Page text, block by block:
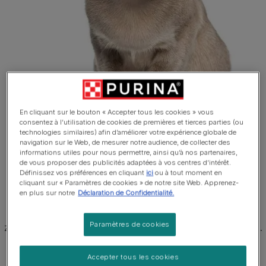
Tonkanees
De tonkanees is middelgroot met een oosterse bouw, een
zacht afgeronde kop en brede, wijd uit elkaar staande oren.
en kunnen qua kleur variëren van groen tot lichtblauw. Het
1 sur 3
En cliquant sur le bouton « Accepter tous les cookies » vous
consentez à l’utilisation de cookies de premières et tierces parties (ou
technologies similaires) afin d’améliorer votre expérience globale de
navigation sur le Web, de mesurer notre audience, de collecter des
informations utiles pour nous permettre, ainsi qu’à nos partenaires,
de vous proposer des publicités adaptées à vos centres d’intérêt.
Définissez vos préférences en cliquant ici ou à tout moment en
cliquant sur « Paramètres de cookies » de notre site Web. Apprenez-
en plus sur notre Déclaration de Confidentialité.
Paramètres de cookies
Accepter tous les cookies